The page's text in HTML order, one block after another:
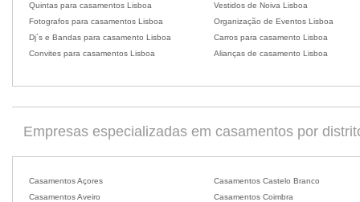
Quintas para casamentos Lisboa
Fotografos para casamentos Lisboa
Dj´s e Bandas para casamento Lisboa
Convites para casamentos Lisboa
Vestidos de Noiva Lisboa
Organização de Eventos Lisboa
Carros para casamento Lisboa
Alianças de casamento Lisboa
Empresas especializadas em casamentos por
Casamentos Açores
Casamentos Aveiro
Casamentos Castelo Branco
Casamentos Coimbra